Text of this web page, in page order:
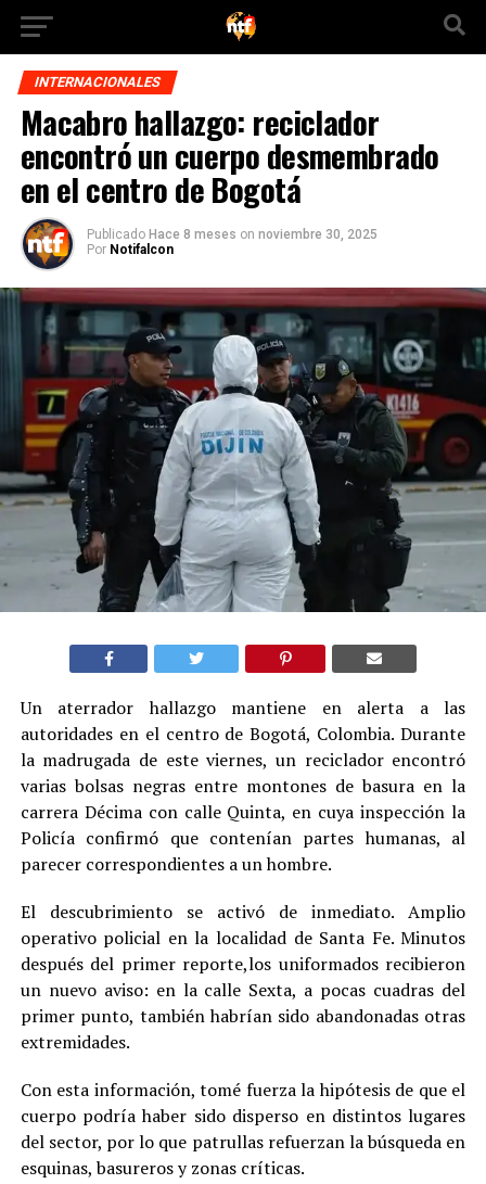
INTERNACIONALES
Macabro hallazgo: reciclador
encontró un cuerpo desmembrado
en el centro de Bogotá
Publicado Hace 8 meses on noviembre 30, 2025
Por Notifalcon
Un aterrador hallazgo mantiene en alerta a las
autoridades en el centro de Bogotá, Colombia. Durante
la madrugada de este viernes, un reciclador encontró
varias bolsas negras entre montones de basura en la
carrera Décima con calle Quinta, en cuya inspección la
Policía confirmó que contenían partes humanas, al
parecer correspondientes a un hombre.
El descubrimiento se activó de inmediato. Amplio
operativo policial en la localidad de Santa Fe. Minutos
después del primer reporte,los uniformados recibieron
un nuevo aviso: en la calle Sexta, a pocas cuadras del
primer punto, también habrían sido abandonadas otras
extremidades.
Con esta información, tomé fuerza la hipótesis de que el
cuerpo podría haber sido disperso en distintos lugares
del sector, por lo que patrullas refuerzan la búsqueda en
esquinas, basureros y zonas críticas.